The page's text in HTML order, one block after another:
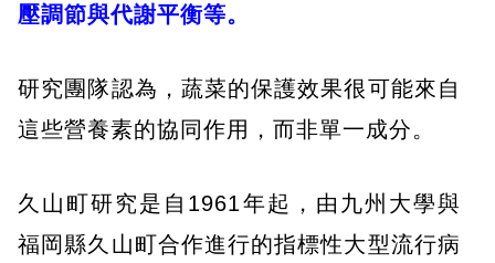
壓調節與代謝平衡等。
研究團隊認為，蔬菜的保護效果很可能來自
這些營養素的協同作用，而非單一成分。
久山町研究是自1961年起，由九州大學與
福岡縣久山町合作進行的指標性大型流行病